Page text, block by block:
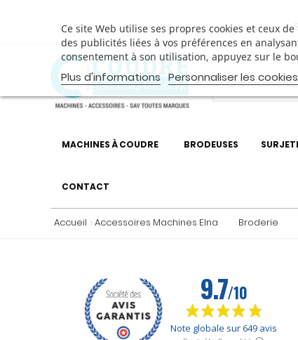
Ce site Web utilise ses propres cookies et ceux
des publicités liées à vos préférences en
consentement à son utilisation, appuyez sur le
Plus d'informations Personnaliser les cookies
MACHINES À COUDRE BRODEUSES
CONTACT
Accueil Accessoires Machines Elna Broderie